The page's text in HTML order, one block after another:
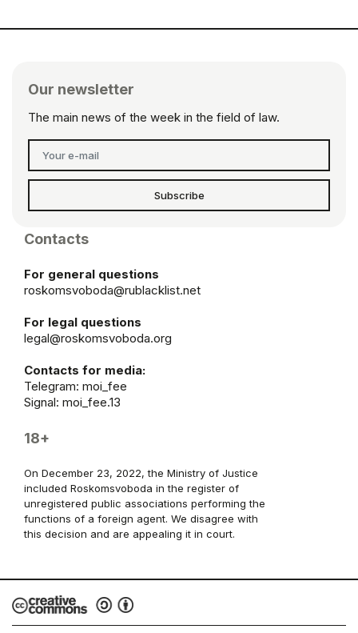
Our newsletter
The main news of the week in the field of law.
Subscribe
Contacts
For general questions
roskomsvoboda@rublacklist.net
For legal questions
legal@roskomsvoboda.org
Contacts for media:
Telegram: moi_fee
Signal: moi_fee.13
18+
On December 23, 2022, the Ministry of Justice
included Roskomsvoboda in the register of
unregistered public associations performing the
functions of a foreign agent. We disagree with
this decision and are appealing it in court.